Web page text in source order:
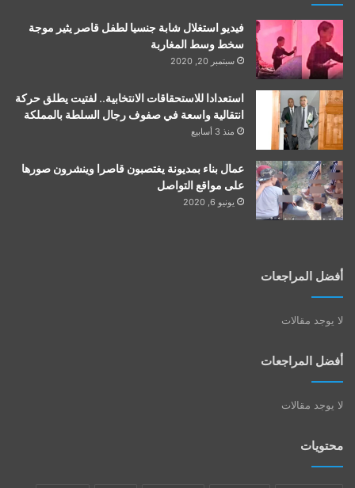
فيديو استغلال شابة جنسيا لطفل قاصر يثير موجة
سخط وسط المغاربة
سبتمبر 20, 2020
استعدادا للاستحقاقات الانتخابية.. لفتيت يطلق حركة
انتقالية واسعة في صفوف رجال السلطة بالمملكة
منذ 3 أسابيع
عمال بناء بمديونة يغتصبون قاصرا وينشرون صورها
على مواقع التواصل
يونيو 6, 2020
أفضل المراجعات
لا يوجد مقالات
أفضل المراجعات
لا يوجد مقالات
محتويات